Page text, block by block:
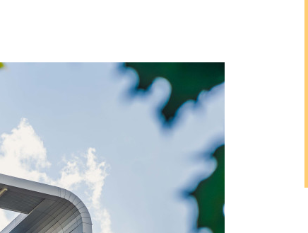
визуальной чистоте»
Что важнее для современного
жилого проекта: эстетика,
функциональность или
экономика проекта, размышляют
в ГК «ПСК»